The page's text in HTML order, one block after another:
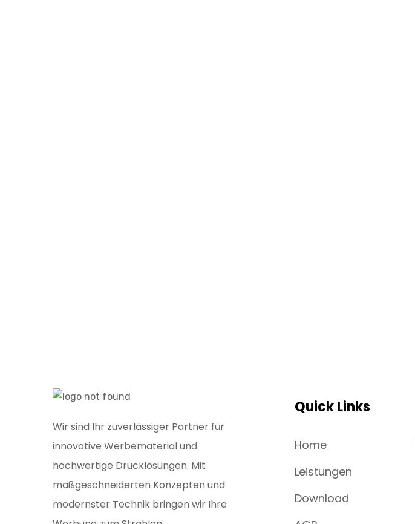
Wir sind Ihr zuverlässiger Partner für
innovative Werbematerial und
hochwertige Drucklösungen. Mit
maßgeschneiderten Konzepten und
modernster Technik bringen wir Ihre
Quick Links
Home
Leistungen
Download